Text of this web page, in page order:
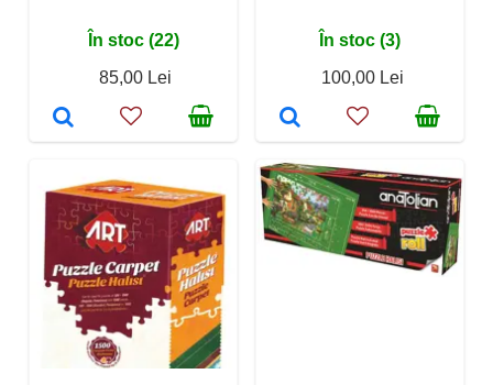
În stoc (22)
85,00 Lei
În stoc (3)
100,00 Lei